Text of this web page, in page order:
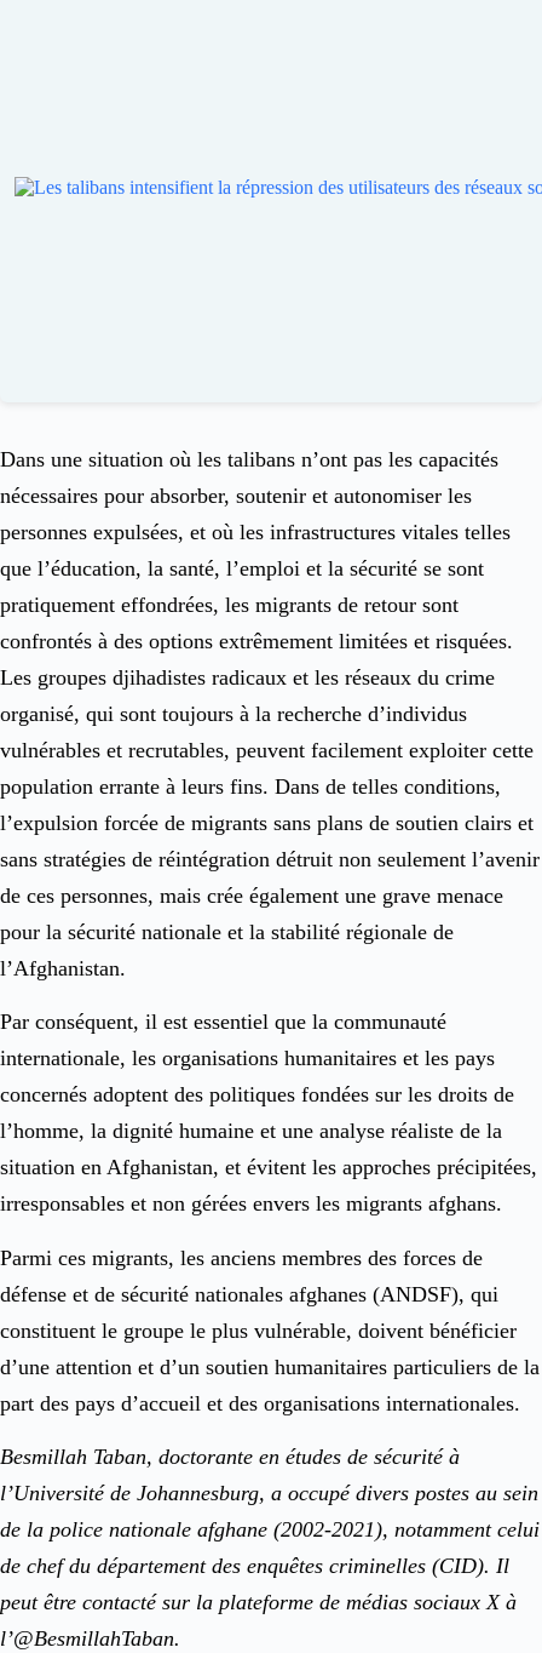
Dans une situation où les talibans n’ont pas les capacités
nécessaires pour absorber, soutenir et autonomiser les
personnes expulsées, et où les infrastructures vitales telles
que l’éducation, la santé, l’emploi et la sécurité se sont
pratiquement effondrées, les migrants de retour sont
confrontés à des options extrêmement limitées et risquées.
Les groupes djihadistes radicaux et les réseaux du crime
organisé, qui sont toujours à la recherche d’individus
vulnérables et recrutables, peuvent facilement exploiter cette
population errante à leurs fins. Dans de telles conditions,
l’expulsion forcée de migrants sans plans de soutien clairs et
sans stratégies de réintégration détruit non seulement l’avenir
de ces personnes, mais crée également une grave menace
pour la sécurité nationale et la stabilité régionale de
l’Afghanistan.
Par conséquent, il est essentiel que la communauté
internationale, les organisations humanitaires et les pays
concernés adoptent des politiques fondées sur les droits de
l’homme, la dignité humaine et une analyse réaliste de la
situation en Afghanistan, et évitent les approches précipitées,
irresponsables et non gérées envers les migrants afghans.
Parmi ces migrants, les anciens membres des forces de
défense et de sécurité nationales afghanes (ANDSF), qui
constituent le groupe le plus vulnérable, doivent bénéficier
d’une attention et d’un soutien humanitaires particuliers de la
part des pays d’accueil et des organisations internationales.
Besmillah Taban, doctorante en études de sécurité à
l’Université de Johannesburg, a occupé divers postes au sein
de la police nationale afghane (2002-2021), notamment celui
de chef du département des enquêtes criminelles (CID). Il
peut être contacté sur la plateforme de médias sociaux X à
l’@BesmillahTaban.